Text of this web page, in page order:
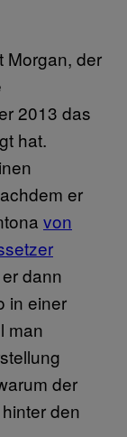
Morgan, der
2013 das
hat.
er
von
dann
in einer
man
der
den